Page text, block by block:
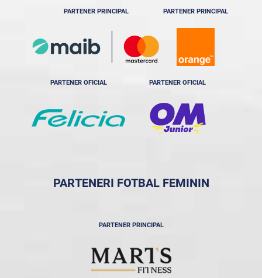
PARTENER PRINCIPAL PARTENER PRINCIPAL
PARTENER OFICIAL PARTENER OFICIAL
PARTENERI FOTBAL FEMININ
PARTENER PRINCIPAL